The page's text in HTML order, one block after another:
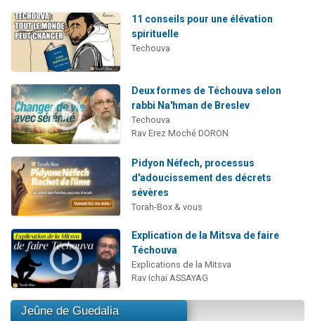
11 conseils pour une élévation
spirituelle
Techouva
Deux formes de Téchouva selon
rabbi Na'hman de Breslev
Techouva
Rav Erez Moché DORON
Pidyon Néfech, processus
d'adoucissement des décrets
sévères
Torah-Box & vous
Explication de la Mitsva de faire
Téchouva
Explications de la Mitsva
Rav Ichaï ASSAYAG
Jeûne de Guedalia